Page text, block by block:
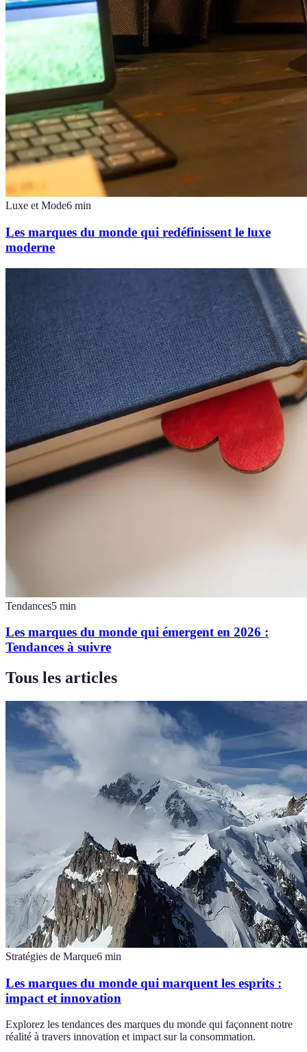
Luxe et Mode6 min
Les marques du monde qui redéfinissent le luxe
moderne
Tendances5 min
Les marques du monde qui émergent en 2026 :
Tendances à suivre
Tous les articles
Stratégies de Marque6 min
Les marques du monde qui marquent les esprits :
impact et innovation
Explorez les tendances des marques du monde qui façonnent notre
réalité à travers innovation et impact sur la consommation.